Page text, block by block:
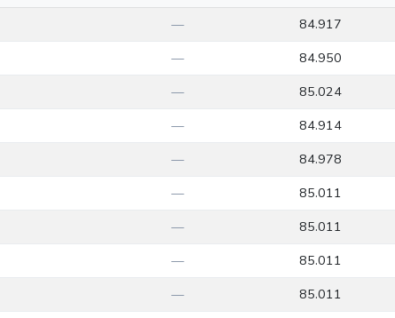
— 84.917
— 84.950
— 85.024
— 84.914
— 84.978
— 85.011
— 85.011
— 85.011
— 85.011